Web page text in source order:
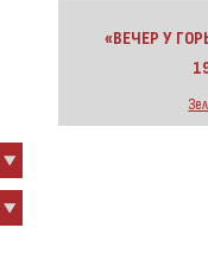
«ВЕЧЕР У